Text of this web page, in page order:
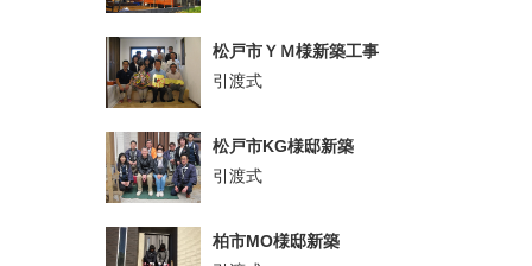
松戸市ＹＭ様新築工事
引渡式
松戸市KG様邸新築
引渡式
柏市MO様邸新築